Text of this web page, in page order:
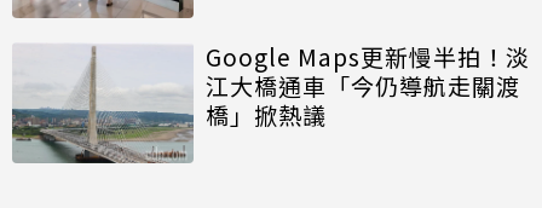
Google Maps更新慢半拍！淡
江大橋通車「今仍導航走關渡
橋」掀熱議